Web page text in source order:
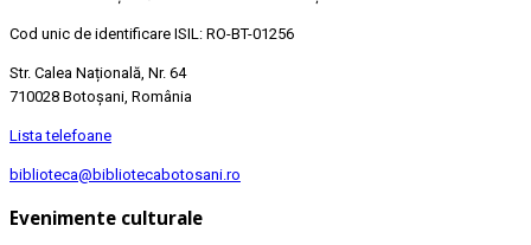
Cod unic de identificare ISIL: RO-BT-01256
Str. Calea Națională, Nr. 64
710028 Botoșani, România
Lista telefoane
biblioteca@bibliotecabotosani.ro
Evenimente culturale